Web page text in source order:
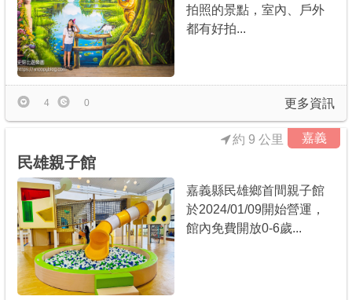
拍照的景點，室內、戶外
都有好拍...
更多資訊
4 0
嘉義
約 9 公里
民雄親子館
嘉義縣民雄鄉首間親子館
於2024/01/09開始營運，
館內免費開放0-6歲...